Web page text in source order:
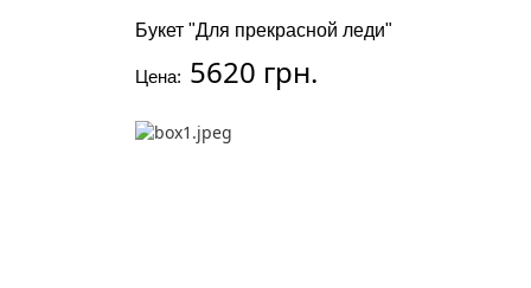
Букет "Для прекрасной леди"
Цена: 5620 грн.